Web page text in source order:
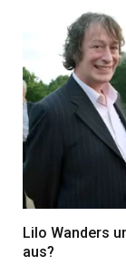
Lilo Wanders
aus?